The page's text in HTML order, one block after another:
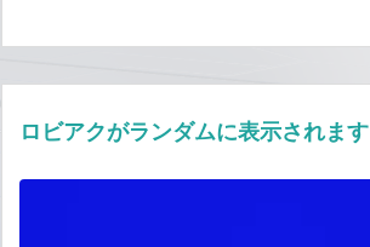
ロビアクがランダムに表示されます